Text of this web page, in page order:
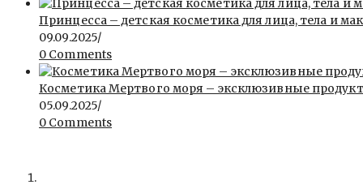
Принцесса – детская косметика для лица, тела и
09.09.2025/
0 Comments
Косметика Мертвого моря – эксклюзивные
05.09.2025/
0 Comments